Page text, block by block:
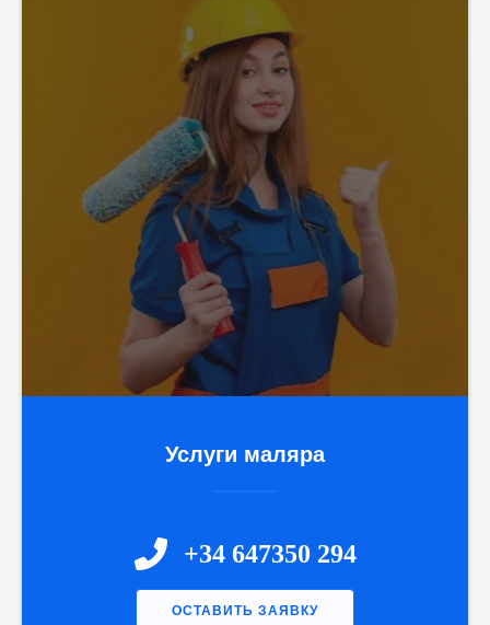
Услуги маляра
+34 647350 294
ОСТАВИТЬ ЗАЯВКУ